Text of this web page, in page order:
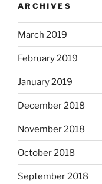
ARCHIVES
March 2019
February 2019
January 2019
December 2018
November 2018
October 2018
September 2018